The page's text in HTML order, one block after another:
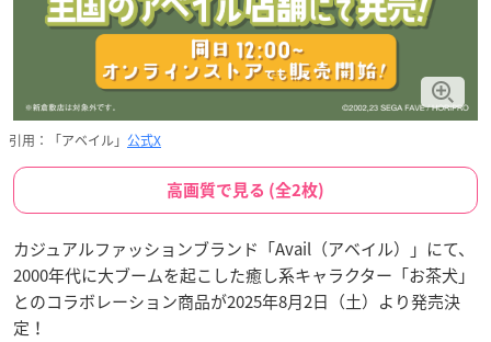
引用：「アベイル」 公式X
高画質で見る (全2枚)
カジュアルファッションブランド「Avail（アベイル）」にて、
2000年代に大ブームを起こした癒し系キャラクター「お茶犬」
とのコラボレーション商品が2025年8月2日（土）より発売決
定！